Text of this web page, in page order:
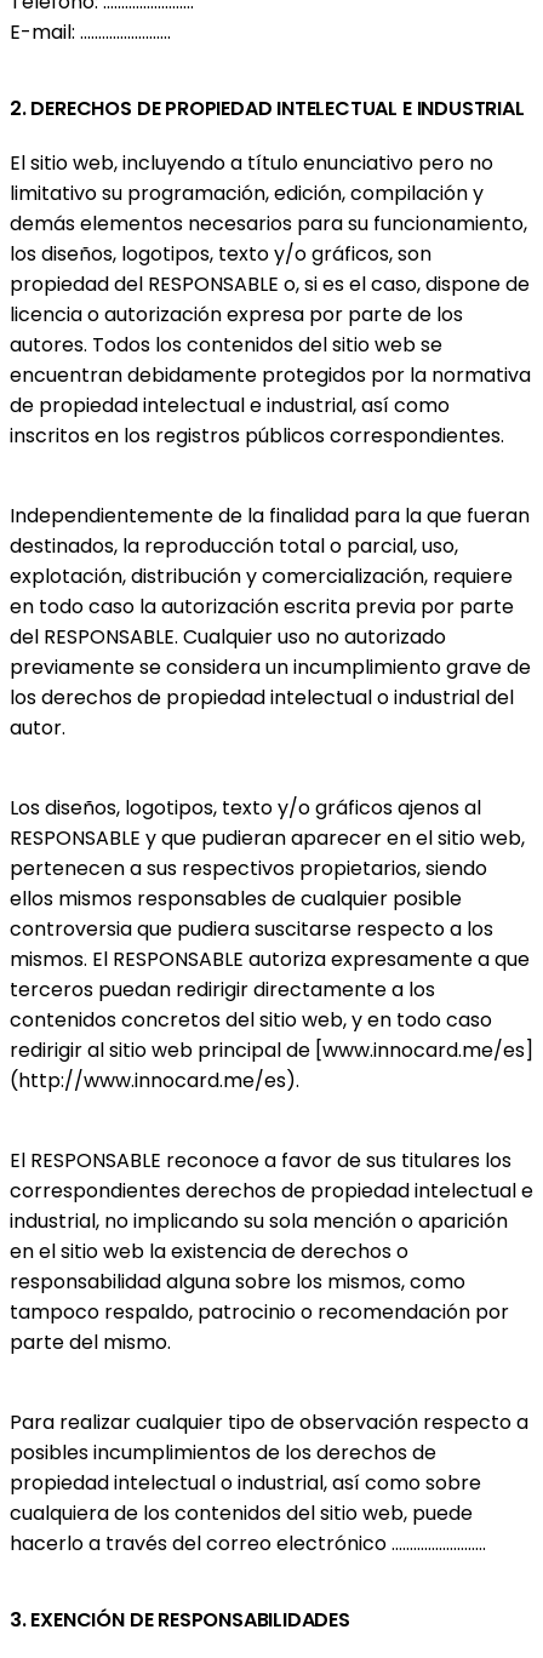
E-mail: .........................
2. DERECHOS DE PROPIEDAD INTELECTUAL E INDUSTRIAL
El sitio web, incluyendo a título enunciativo pero no
limitativo su programación, edición, compilación y
demás elementos necesarios para su funcionamiento,
los diseños, logotipos, texto y/o gráficos, son
propiedad del RESPONSABLE o, si es el caso, dispone de
licencia o autorización expresa por parte de los
autores. Todos los contenidos del sitio web se
encuentran debidamente protegidos por la normativa
de propiedad intelectual e industrial, así como
inscritos en los registros públicos correspondientes.
Independientemente de la finalidad para la que fueran
destinados, la reproducción total o parcial, uso,
explotación, distribución y comercialización, requiere
en todo caso la autorización escrita previa por parte
del RESPONSABLE. Cualquier uso no autorizado
previamente se considera un incumplimiento grave de
los derechos de propiedad intelectual o industrial del
autor.
Los diseños, logotipos, texto y/o gráficos ajenos al
RESPONSABLE y que pudieran aparecer en el sitio web,
pertenecen a sus respectivos propietarios, siendo
ellos mismos responsables de cualquier posible
controversia que pudiera suscitarse respecto a los
mismos. El RESPONSABLE autoriza expresamente a que
terceros puedan redirigir directamente a los
contenidos concretos del sitio web, y en todo caso
redirigir al sitio web principal de [www.innocard.me/es]
(http://www.innocard.me/es).
El RESPONSABLE reconoce a favor de sus titulares los
correspondientes derechos de propiedad intelectual e
industrial, no implicando su sola mención o aparición
en el sitio web la existencia de derechos o
responsabilidad alguna sobre los mismos, como
tampoco respaldo, patrocinio o recomendación por
parte del mismo.
Para realizar cualquier tipo de observación respecto a
posibles incumplimientos de los derechos de
propiedad intelectual o industrial, así como sobre
cualquiera de los contenidos del sitio web, puede
hacerlo a través del correo electrónico ..........................
3. EXENCIÓN DE RESPONSABILIDADES